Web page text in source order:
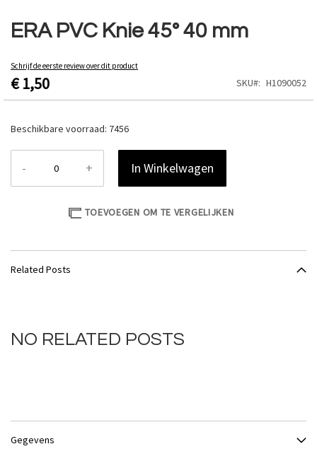
ERA PVC Knie 45° 40 mm
Schrijf de eerste review over dit product
€ 1,50 SKU H1090052
Beschikbare voorraad: 7456
- + In Winkelwagen
TOEVOEGEN OM TE VERGELIJKEN
naar
het
van
de
afbeeldingen-
Related Posts
NO RELATED POSTS
Gegevens